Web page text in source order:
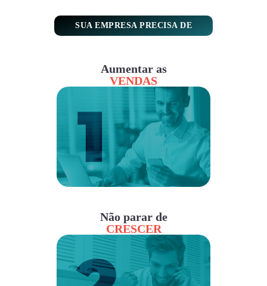
SUA EMPRESA PRECISA DE
Aumentar as
VENDAS
Não parar de
CRESCER